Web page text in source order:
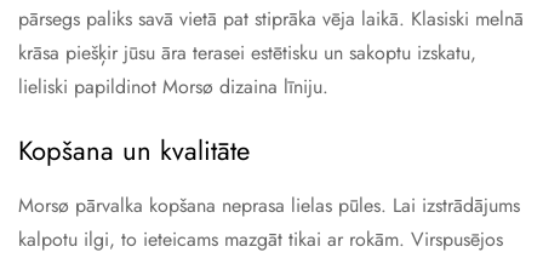
pārsegs paliks savā vietā pat stiprāka vēja laikā. Klasiski melnā
krāsa piešķir jūsu āra terasei estētisku un sakoptu izskatu,
lieliski papildinot Morsø dizaina līniju.
Kopšana un kvalitāte
Morsø pārvalka kopšana neprasa lielas pūles. Lai izstrādājums
kalpotu ilgi, to ieteicams mazgāt tikai ar rokām. Virspusējos